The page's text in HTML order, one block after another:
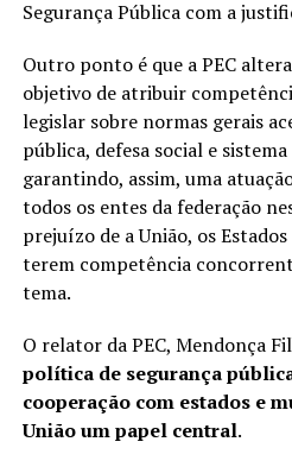
Segurança Pública com a
Outro ponto é que a PEC
objetivo de atribuir
legislar sobre normas gerais
pública, defesa social e
garantindo, assim, uma
todos os entes da federação
prejuízo de a União, os
terem competência
tema.
O relator da PEC, Mendonça
política de segurança
cooperação com estados e
União um papel central.